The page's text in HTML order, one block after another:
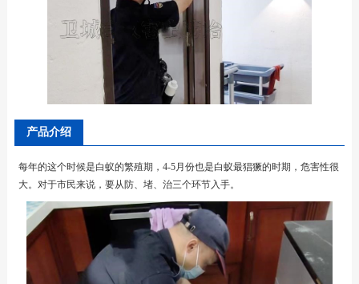
产品介绍
每年的这个时候是白蚁的繁殖期，4-5月份也是白蚁最猖獗的时期，危害性很
大。对于市民来说，要从防、堵、治三个环节入手。